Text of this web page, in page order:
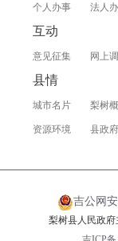
个人办事 法人
互动
意见征集 网上
县情
城市名片 梨树
资源环境 县政
吉公网
梨树县人民政